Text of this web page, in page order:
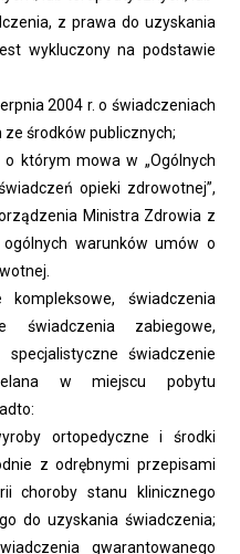
z prawa do uzyskania
wykluczony na podstawie
2004 r. o świadczeniach
środków publicznych;
którym mowa w „Ogólnych
opieki zdrowotnej”,
Ministra Zdrowia z
warunków umów o
kompleksowe, świadczenia
świadczenia zabiegowe,
specjalistyczne świadczenie
w miejscu pobytu
ortopedyczne i środki
z odrębnymi przepisami
choroby stanu klinicznego
do uzyskania świadczenia;
gwarantowanego